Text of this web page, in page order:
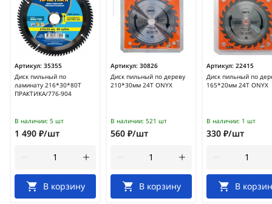
Артикул: 35355
Диск пильный по
ламинату 216*30*80Т
ПРАКТИКА/776-904
В наличии: 5 шт
1 490 ₽/шт
В корзину
Артикул: 30826
Диск пильный по дереву
210*30мм 24Т ONYX
В наличии: 521 шт
560 ₽/шт
В корзину
Артикул: 22415
Диск пильный по
165*20мм 24Т ONYX
В наличии: 1 шт
330 ₽/шт
В